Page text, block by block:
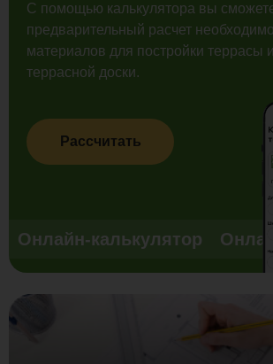
С помощью калькулятора вы
предварительный расчет
материалов для постройки террасы
террасной доски.
Рассчитать
Онлайн-калькулятор